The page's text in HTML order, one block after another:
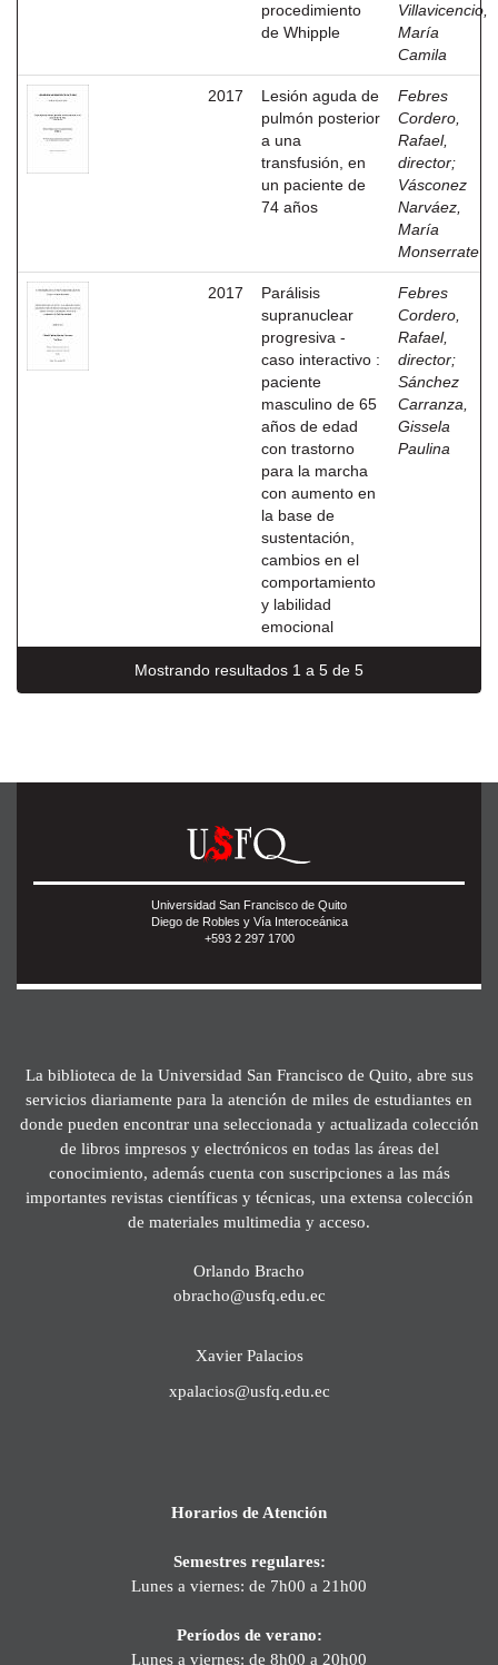
procedimiento
de Whipple
Villavicencio,
María
Camila
2017
Lesión aguda de
pulmón posterior
a una
transfusión, en
un paciente de
74 años
Febres
Cordero,
Rafael,
director;
Vásconez
Narváez,
María
Monserrate
2017
Parálisis
supranuclear
progresiva -
caso interactivo :
paciente
masculino de 65
años de edad
con trastorno
para la marcha
con aumento en
la base de
sustentación,
cambios en el
comportamiento
y labilidad
emocional
Febres
Cordero,
Rafael,
director;
Sánchez
Carranza,
Gissela
Paulina
Mostrando resultados 1 a 5 de 5
Universidad San Francisco de Quito
Diego de Robles y Vía Interoceánica
+593 2 297 1700
La biblioteca de la Universidad San Francisco de Quito, abre sus
servicios diariamente para la atención de miles de estudiantes en
donde pueden encontrar una seleccionada y actualizada colección
de libros impresos y electrónicos en todas las áreas del
conocimiento, además cuenta con suscripciones a las más
importantes revistas científicas y técnicas, una extensa colección
de materiales multimedia y acceso.
Orlando Bracho
obracho@usfq.edu.ec
Xavier Palacios
xpalacios@usfq.edu.ec
Horarios de Atención
Semestres regulares:
Lunes a viernes: de 7h00 a 21h00
Períodos de verano:
Lunes a viernes: de 8h00 a 20h00